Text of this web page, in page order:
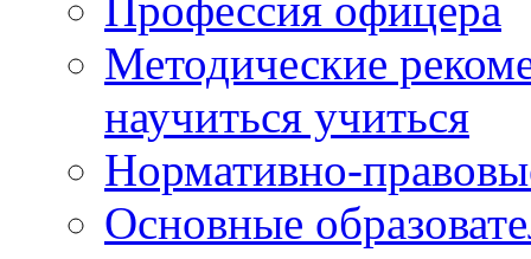
Методические
научиться учиться
Нормативно-
Основные